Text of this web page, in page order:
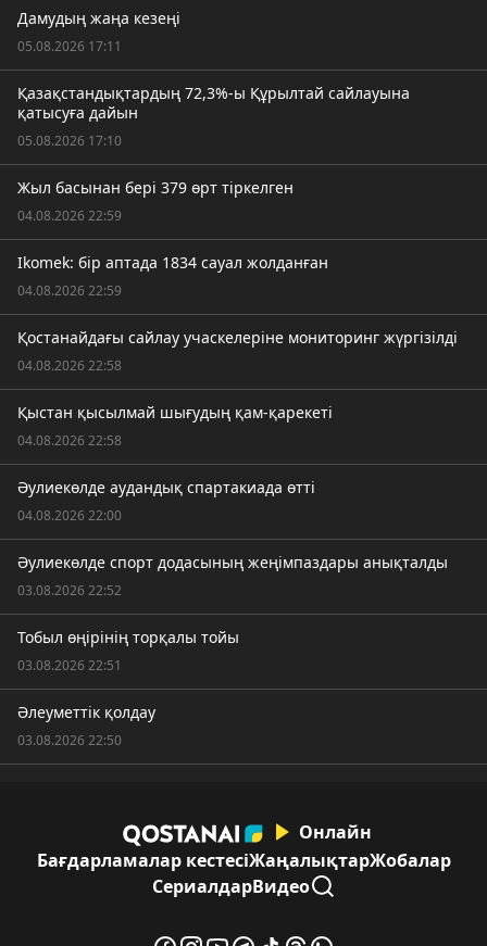
Дамудың жаңа кезеңі
05.08.2026 17:11
Қазақстандықтардың 72,3%-ы Құрылтай сайлауына
қатысуға дайын
05.08.2026 17:10
Жыл басынан бері 379 өрт тіркелген
04.08.2026 22:59
Ikomek: бір аптада 1834 сауал жолданған
04.08.2026 22:59
Қостанайдағы сайлау учаскелеріне мониторинг жүргізілді
04.08.2026 22:58
Қыстан қысылмай шығудың қам-қарекеті
04.08.2026 22:58
Әулиекөлде аудандық спартакиада өтті
04.08.2026 22:00
Әулиекөлде спорт додасының жеңімпаздары анықталды
03.08.2026 22:52
Тобыл өңірінің торқалы тойы
03.08.2026 22:51
Әлеуметтік қолдау
03.08.2026 22:50
Онлайн
Бағдарламалар кестесіЖаңалықтарЖобалар
СериалдарВидео